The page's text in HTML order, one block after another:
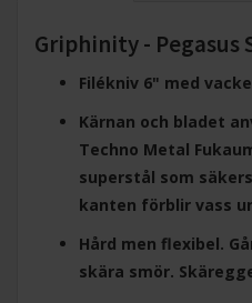
Griphinity - Pegasus
Filékniv 6" med
Kärnan och bladet
Techno Metal
superstål som
kanten förblir vass
Hård men flexibel.
skära smör.